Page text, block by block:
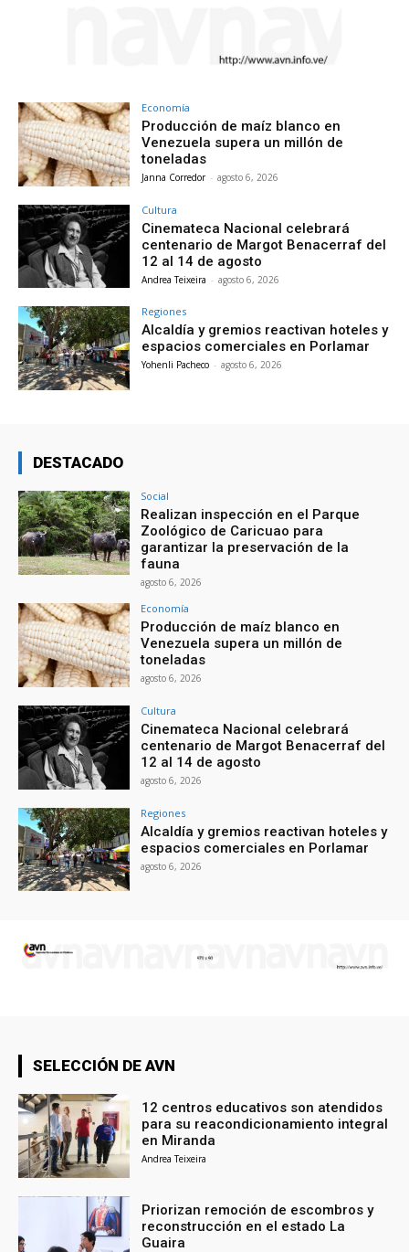
Economía
Producción de maíz blanco en
Venezuela supera un millón de
toneladas
Janna Corredor - agosto 6, 2026
Cultura
Cinemateca Nacional celebrará
centenario de Margot Benacerraf del
12 al 14 de agosto
Andrea Teixeira - agosto 6, 2026
Regiones
Alcaldía y gremios reactivan hoteles y
espacios comerciales en Porlamar
Yohenli Pacheco - agosto 6, 2026
DESTACADO
Social
Realizan inspección en el Parque
Zoológico de Caricuao para
garantizar la preservación de la
fauna
agosto 6, 2026
Economía
Producción de maíz blanco en
Venezuela supera un millón de
toneladas
agosto 6, 2026
Cultura
Cinemateca Nacional celebrará
centenario de Margot Benacerraf del
12 al 14 de agosto
agosto 6, 2026
Regiones
Alcaldía y gremios reactivan hoteles y
espacios comerciales en Porlamar
agosto 6, 2026
SELECCIÓN DE AVN
12 centros educativos son atendidos
para su reacondicionamiento integral
en Miranda
Andrea Teixeira
Priorizan remoción de escombros y
reconstrucción en el estado La
Guaira